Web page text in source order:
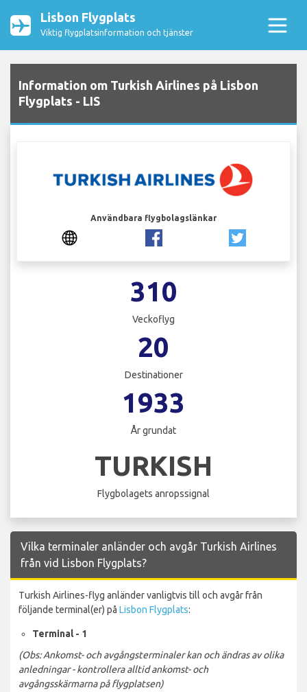
Lisbon Flygplats
Viktig flygplatsinformation och tjänster
Information om Turkish Airlines på Lisbon
Flygplats - LIS
Användbara flygbolagslänkar
310
Veckoflyg
20
Destinationer
1933
År grundat
TURKISH
Flygbolagets anropssignal
Vilka terminaler anländer och avgår Turkish Airlines
från vid Lisbon Flygplats?
Turkish Airlines-flyg anländer vanligtvis till och avgår från
följande terminal(er) på Lisbon Flygplats:
Terminal - 1
(Obs: Ankomst- och avgångsterminaler kan och ändras av olika
anledningar - kontrollera alltid ankomst- och
avgångsskärmarna på flygplatsen)